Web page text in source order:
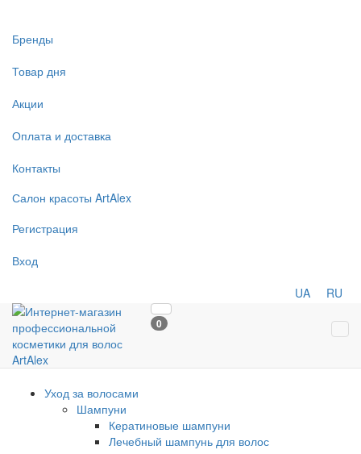
Бренды
Товар дня
Акции
Оплата и доставка
Контакты
Салон красоты ArtAlex
Регистрация
Вход
UA RU
0
Уход за волосами
Шампуни
Кератиновые шампуни
Лечебный шампунь для волос